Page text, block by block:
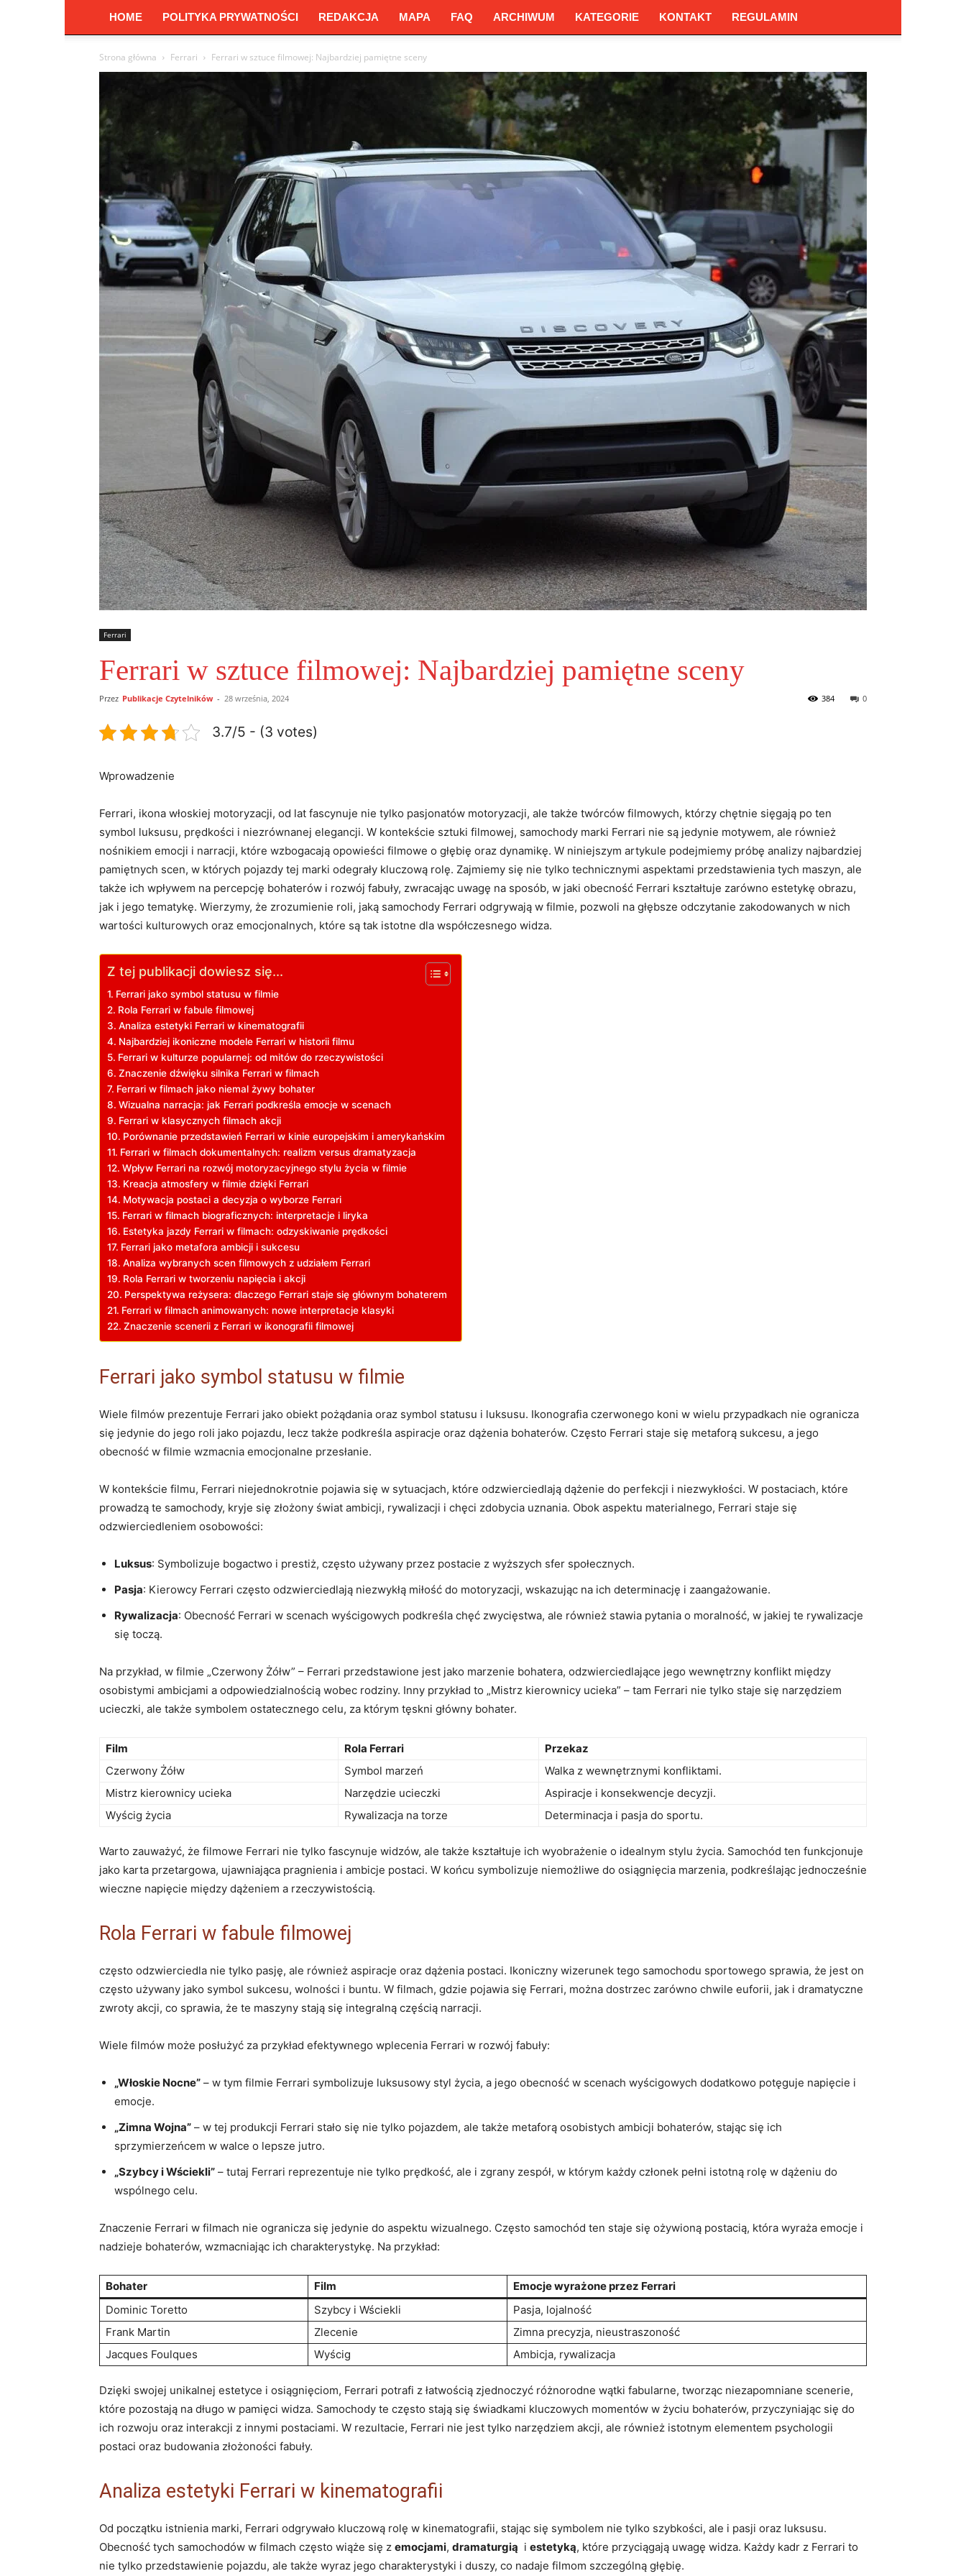
HOME POLITYKA PRYWATNOŚCI REDAKCJA MAPA FAQ ARCHIWUM KATEGORIE KONTAKT REGULAMIN
Strona główna Ferrari Ferrari w sztuce filmowej: Najbardziej pamiętne sceny
Ferrari
Ferrari w sztuce filmowej: Najbardziej pamiętne sceny
Przez Publikacje Czytelników - 28 września, 2024 0
384
3.7/5 - (3 votes)
Wprowadzenie
Ferrari, ikona włoskiej motoryzacji, od lat fascynuje nie tylko pasjonatów motoryzacji, ‌ale także‍ twórców ⁤filmowych, którzy chętnie ⁤sięgają po ten‌
symbol ⁣luksusu, prędkości i niezrównanej elegancji. W⁢ kontekście‍ sztuki ​filmowej, samochody⁣ marki Ferrari nie są jedynie motywem,⁤ ale⁢ również
nośnikiem emocji i narracji, ⁣które wzbogacają ​opowieści⁣ filmowe o głębię oraz dynamikę. W niniejszym artykule podejmiemy próbę analizy najbardziej
pamiętnych scen,⁤ w których pojazdy tej marki odegrały kluczową rolę. Zajmiemy się nie tylko technicznymi aspektami ‍przedstawienia tych ⁤maszyn, ale
także ich wpływem na ​percepcję bohaterów i rozwój⁤ fabuły, zwracając uwagę na sposób, w jaki ⁤obecność Ferrari kształtuje zarówno estetykę obrazu,
jak‌ i jego tematykę.‌ Wierzymy, że zrozumienie roli, jaką samochody Ferrari odgrywają ⁢w filmie, pozwoli na głębsze odczytanie zakodowanych w nich
wartości kulturowych oraz emocjonalnych, które‌ są tak⁣ istotne dla współczesnego widza.
Z tej publikacji dowiesz się...
Ferrari jako‌ symbol statusu w ⁣filmie
Rola Ferrari w fabule filmowej
Analiza estetyki Ferrari w⁢ kinematografii
Najbardziej‍ ikoniczne ‍modele Ferrari w ⁢historii filmu
Ferrari w⁤ kulturze popularnej: od mitów do rzeczywistości
Znaczenie dźwięku silnika‌ Ferrari w filmach
Ferrari w filmach​ jako niemal żywy bohater
Wizualna ‌narracja:⁣ jak Ferrari podkreśla emocje w scenach
Ferrari w klasycznych filmach⁢ akcji
Porównanie przedstawień Ferrari ‌w kinie europejskim⁤ i amerykańskim
Ferrari w filmach dokumentalnych: ‌realizm versus ‍dramatyzacja
Wpływ Ferrari na​ rozwój motoryzacyjnego stylu życia w ⁤filmie
Kreacja atmosfery w⁤ filmie dzięki Ferrari
Motywacja postaci a decyzja o wyborze Ferrari
Ferrari w⁤ filmach biograficznych: interpretacje i liryka
Estetyka jazdy Ferrari‌ w filmach: odzyskiwanie prędkości
Ferrari jako‌ metafora ambicji i sukcesu
Analiza wybranych scen filmowych z udziałem Ferrari
Rola Ferrari w tworzeniu napięcia⁢ i akcji
Perspektywa reżysera: ​dlaczego ‍Ferrari staje się głównym bohaterem
Ferrari w ‍filmach animowanych: nowe interpretacje klasyki
Znaczenie scenerii⁢ z Ferrari w ikonografii ‍filmowej
Ferrari jako‌ symbol statusu w ⁣filmie
Wiele ‌filmów prezentuje Ferrari jako obiekt ⁤pożądania oraz symbol statusu i luksusu. Ikonografia ⁣czerwonego‍ koni w wielu przypadkach nie ogranicza
‍się jedynie do⁢ jego roli ⁢jako pojazdu, lecz także podkreśla aspiracje ‌oraz dążenia bohaterów.⁤ Często Ferrari​ staje ⁣się metaforą sukcesu, a ‌jego
obecność w ​filmie wzmacnia emocjonalne przesłanie.
W​ kontekście filmu, Ferrari niejednokrotnie pojawia się w⁢ sytuacjach, które ‍odzwierciedlają dążenie do‌ perfekcji i niezwykłości. ​W ​postaciach, które⁣
prowadzą te ⁢samochody,‌ kryje się złożony świat ambicji, rywalizacji i‍ chęci zdobycia uznania. Obok aspektu ⁤materialnego, Ferrari staje się
odzwierciedleniem osobowości:
Luksus: Symbolizuje bogactwo i prestiż, często używany przez postacie z wyższych sfer‍ społecznych.
Pasja: Kierowcy Ferrari często odzwierciedlają niezwykłą miłość do motoryzacji, wskazując ‌na ich determinację i zaangażowanie.
Rywalizacja: Obecność Ferrari w scenach wyścigowych ​podkreśla⁣ chęć zwycięstwa, ale również stawia pytania o moralność, w jakiej te rywalizacje ​
się‌ toczą.
Na⁢ przykład, w filmie‍ „Czerwony ⁣Żółw” – ‌Ferrari⁣ przedstawione jest⁣ jako marzenie bohatera, odzwierciedlające jego wewnętrzny konflikt między
osobistymi ⁣ambicjami a odpowiedzialnością wobec rodziny.⁣ Inny przykład to ⁣„Mistrz kierownicy ‍ucieka” – tam Ferrari nie tylko staje ⁢się narzędziem
ucieczki,‌ ale także symbolem ostatecznego celu, za⁢ którym tęskni główny bohater.
Film Rola Ferrari
Przekaz
Czerwony Żółw
Symbol ⁢marzeń
Walka z wewnętrznymi konfliktami.
Mistrz kierownicy ucieka
Narzędzie ucieczki
Aspiracje i konsekwencje decyzji.
Wyścig życia
Rywalizacja na torze Determinacja i pasja do sportu.
Warto⁢ zauważyć,⁢ że filmowe Ferrari nie tylko fascynuje widzów, ale także kształtuje ich wyobrażenie o idealnym stylu życia. Samochód ten funkcjonuje
jako⁣ karta przetargowa, ujawniająca pragnienia ‌i ambicje postaci. W‍ końcu symbolizuje ‌niemożliwe⁤ do osiągnięcia marzenia, podkreślając jednocześnie
⁢wieczne napięcie między dążeniem a‌ rzeczywistością.
Rola Ferrari w fabule filmowej
często odzwierciedla nie tylko pasję, ale⁢ również aspiracje oraz⁢ dążenia postaci. ​Ikoniczny wizerunek tego samochodu sportowego⁤ sprawia, że jest on
często używany jako ‌symbol sukcesu,⁤ wolności i buntu. W filmach,⁢ gdzie pojawia się Ferrari, można⁤ dostrzec zarówno chwile euforii,​ jak i dramatyczne
zwroty akcji, co sprawia, że te maszyny stają się integralną częścią narracji.
Wiele ​filmów może posłużyć za przykład ⁣efektywnego wplecenia Ferrari w rozwój⁤ fabuły:
„Włoskie Nocne” – w​ tym filmie Ferrari symbolizuje luksusowy styl życia, ‌a jego obecność w scenach wyścigowych dodatkowo potęguje napięcie i‍
emocje.
„Zimna Wojna” – w tej produkcji​ Ferrari stało się nie ​tylko⁣ pojazdem, ale także metaforą osobistych ‌ambicji bohaterów, stając się ich
sprzymierzeńcem w walce o lepsze⁣ jutro.
„Szybcy‍ i Wściekli” – tutaj Ferrari reprezentuje ‍nie ⁣tylko prędkość, ale i ⁤zgrany​ zespół,‌ w którym ‍każdy członek pełni istotną rolę w dążeniu do
wspólnego⁣ celu.
Znaczenie Ferrari w filmach nie ogranicza ​się‍ jedynie‌ do aspektu wizualnego. Często samochód ‍ten staje się ożywioną postacią,​ która wyraża emocje i
nadzieje​ bohaterów, wzmacniając ich charakterystykę. Na ‍przykład:
Bohater Film
Emocje wyrażone przez​ Ferrari
Dominic Toretto
Szybcy i Wściekli
Pasja, lojalność
Frank Martin
Zlecenie
Zimna precyzja, nieustraszoność
Jacques Foulques
Wyścig Ambicja, rywalizacja
Dzięki swojej unikalnej⁣ estetyce i osiągnięciom, Ferrari potrafi z⁤ łatwością⁤ zjednoczyć różnorodne ‌wątki fabularne, tworząc niezapomniane scenerie,
które pozostają na długo w‌ pamięci widza.⁢ Samochody te‌ często ‍stają się świadkami kluczowych momentów ​w życiu bohaterów, przyczyniając​ się do‍
ich rozwoju oraz interakcji ​z innymi postaciami. W rezultacie, Ferrari nie​ jest tylko narzędziem‌ akcji, ale również‌ istotnym ⁣elementem psychologii⁢
postaci oraz budowania złożoności fabuły.
Analiza estetyki Ferrari w⁢ kinematografii
Od początku ​istnienia ​marki, Ferrari odgrywało kluczową rolę w‍ kinematografii, stając się symbolem nie tylko szybkości, ale i pasji oraz⁢ luksusu.
Obecność tych samochodów w filmach często wiąże się z emocjami, dramaturgią ​ i estetyką, które⁣ przyciągają uwagę widza. Każdy⁣ kadr z⁢ Ferrari to​
nie tylko przedstawienie pojazdu, ale także ​wyraz jego ‌charakterystyki i duszy, co nadaje filmom szczególną⁢ głębię.